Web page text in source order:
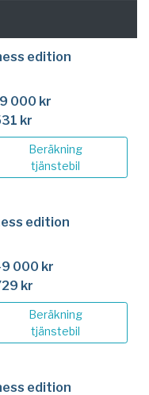
edition
000 kr
kr
Beräkning
tjänstebil
edition
000 kr
kr
Beräkning
tjänstebil
edition